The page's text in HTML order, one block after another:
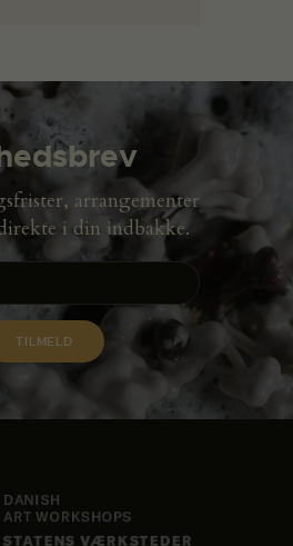
arrangementer
i din indbakke.